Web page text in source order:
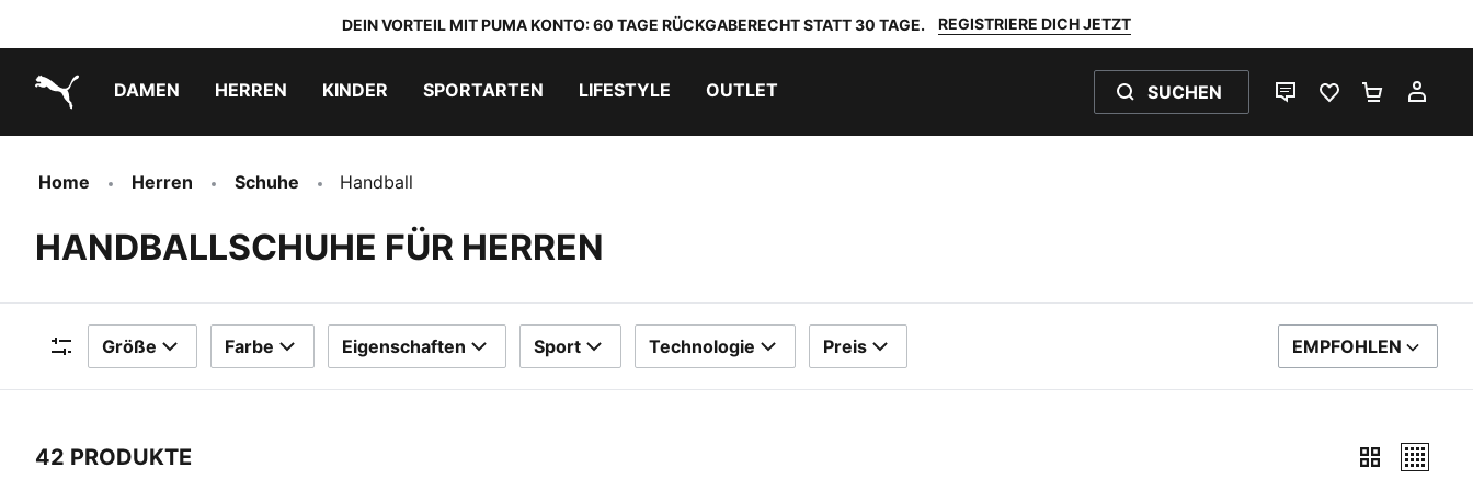
DEIN VORTEIL MIT PUMA KONTO: 60 TAGE RÜCKGABERECHT STATT 30 TAGE. REGISTRIERE DICH JETZT
DAMEN HERREN KINDER SPORTARTEN LIFESTYLE OUTLET SUCHEN
LIVE-CHATFAVORITEN 0
Home Herren Schuhe Handball
HANDBALLSCHUHE FÜR HERREN
Filter
Größe Farbe Eigenschaften Sport Technologie Preis SORTIEREN NACH
EMPFOHLEN
42 PRODUKTE